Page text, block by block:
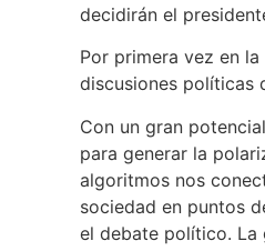
decidirán el
Por primera vez en
discusiones políticas
Con un gran
para generar la
algoritmos nos
sociedad en puntos
el debate político. La